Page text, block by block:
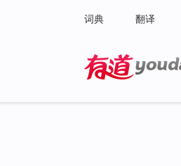
词典 翻译